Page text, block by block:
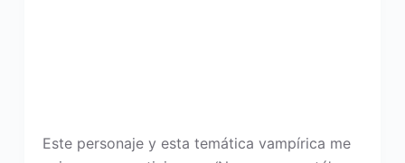
Este personaje y esta temática vampírica me